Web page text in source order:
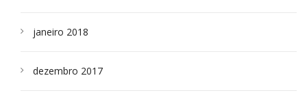
janeiro 2018
dezembro 2017